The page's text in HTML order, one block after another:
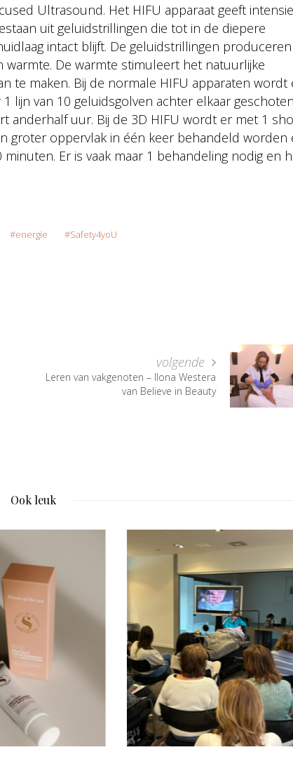
Ultrasound. Het HIFU apparaat geeft
uit geluidstrillingen die tot in de diepere
intact blijft. De geluidstrillingen produceren
De warmte stimuleert het natuurlijke
te maken. Bij de normale HIFU apparaten wordt
lijn van 10 geluidsgolven achter elkaar
anderhalf uur. Bij de 3D HIFU wordt er met 1
groter oppervlak in één keer behandeld worden
Er is vaak maar 1 behandeling nodig en
energie Safety4yoU
volgende
Leren van vakgenoten – Ilona Westera
van Believe in Beauty
Ook leuk